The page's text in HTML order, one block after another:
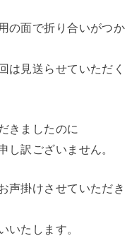
の面で折り合いがつか
は見送らせていただく
きましたのに
し訳ございません。
声掛けさせていただき
いたします。